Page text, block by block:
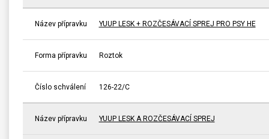
Název přípravku YUUP LESK + ROZČESÁVACÍ SPREJ PRO PSY HE
Forma přípravku Roztok
Číslo schválení 126-22/C
Název přípravku YUUP LESK A ROZČESÁVACÍ SPREJ